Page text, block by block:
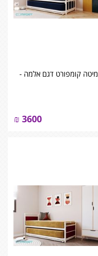
מיטה קומפורט דגם אלמה -
3600
₪